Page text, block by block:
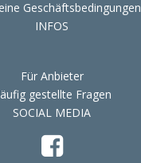
Geschäftsbedingungen
INFOS
Für Anbieter
gestellte Fragen
SOCIAL MEDIA